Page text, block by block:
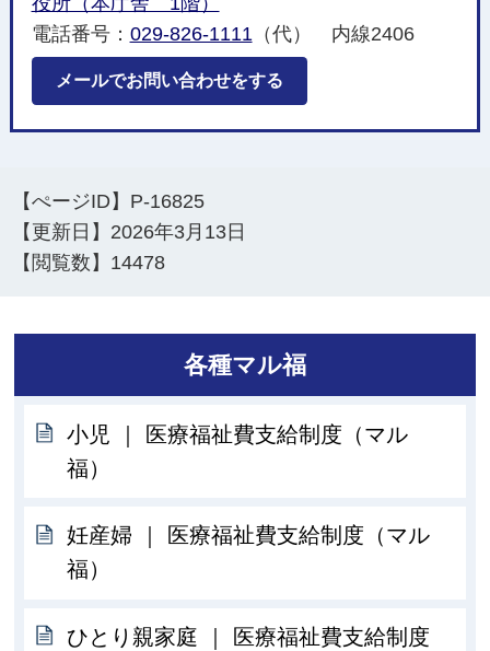
電話番号： 029-826-1111（代） 内線2406
メールでお問い合わせをする
【ぺージID】 P-16825
【更新日】 2026年3月13日
【閲覧数】 14478
各種マル福
小児 ｜ 医療福祉費支給制度（マル
福）
妊産婦 ｜ 医療福祉費支給制度（マル
福）
ひとり親家庭 ｜ 医療福祉費支給制度